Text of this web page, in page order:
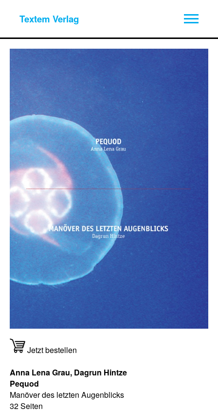
Textem Verlag
Jetzt bestellen
Anna Lena Grau, Dagrun Hintze
Pequod
Manöver des letzten Augenblicks
32 Seiten